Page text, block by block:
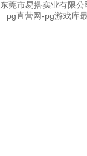
东莞市易搭实业有限
pg直营网-pg游戏库